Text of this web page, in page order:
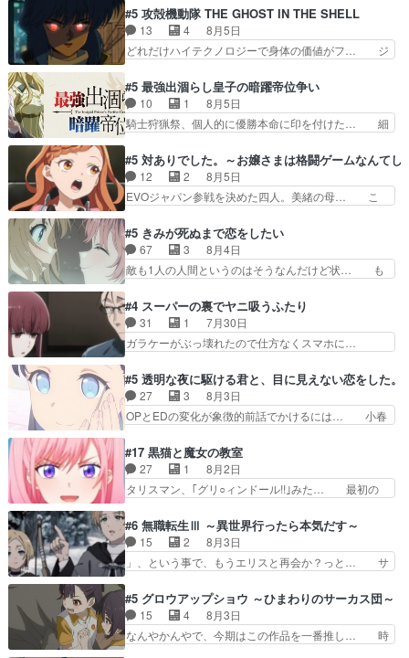
ーベルボアが暴れてると聞い… ちょっと年齢の事
を言いすぎとゆーか言い訳… ベリルの母もやはり
只者じゃなかったかベリ…
ゥーアの唯一の手駒が強すぎる笑あお… 私にとっ
て完全にご褒美回ゼー様の葉巻シー… やはりター
ニャが後方指揮だと展開に迫力が… “貧乏籤百連
無料ガチャ”100連でも1回… 2期入ってから地味
ばならぬ」って言葉に… ゼートゥーア左遷によっ
て参謀本部の連携が… 緊張感ある戦闘描写とギャ
グ今週の『有能な…
#5 攻殻機動隊 THE GHOST IN THE SHELL
13 4
8月5日
どれだけハイテクノロジーで身体の価値がフ… ジ
コマだいぶ理性持ち始めた。この世界の… 原作読
んだのもう何年も前なのに、覚えてる… コイルの
汚職を突き止めるべくバトーの指導… やまとん1
号はどこの部分で使うのだろう？… 日本とロシア
primevideoで視聴しまし… 前回同様『イノセン
ス』を含む押井・神山版… 第５話「EPISODEラ
ストの母親の気持…
#5 最強出涸らし皇子の暗躍帝位争い
10 1
8月5日
騎士狩猟祭、個人的に優勝本命に印を付けた… 細
ナがチートすぎる笑アルは最初から自分… プラネ
ット・ウィズ展開アツいな「騎士狩猟… 麦茶どこ
ろかタイトル通り麦茶の出涸らしぐ… 第５話を
ABEMAで視聴しました。視聴に… 復讐に燃える
が“萌え”なのでこの娘が皇帝… ウサギ好きそうな
王女殿下がかわいい。幼馴… ついに始まった狩猟
祭。エルナの活躍で上位…
#5 対ありでした。～お嬢さまは格闘ゲームなんてし
12 2
8月5日
EVOジャパン参戦を決めた四人。美緒の母… こ
目は気品溢れてるのに中身は…美緒ママ… テー
マ：格ゲー大会に行くには？感想は、美… 大会を
前に格ゲー熱が高まる一方、百合の本… 東京で開
催される格ゲー大会に参加すること… Japanに向
めに東京へ!/でも観光よ… 旅の支度全部やってく
れる先輩、なんだかん… 第５話をｄアニメストア
で視聴しました。視…
#5 きみが死ぬまで恋をしたい
67 3
8月4日
敵も1人の人間というのはそうなんだけど状… も
を人間に戻して欲しいでも自分達が代わ… ご視聴
ありがとうございました見るたびに切… 誰かと思
ったらちゅー先輩か。しれっと相方… 第５話感
想：コ□した相手にも家族や…､戦… つらい回
ナとミミも可愛かった2人の関係… 確かに相手に
も家族や大切な人はいるけど、… 白シャツが作業
着みたいなもんなんですかね…
#4 スーパーの裏でヤニ吸うふたり
31 1
7月30日
ガラケーがぶっ壊れたので仕方なくスマホに…
はり出オチ感が否めず、エピソードの打率… 田山
さんが佐々木さんに沼っていく…こんな… 佐々木
さん、腕フェチなんですね笑最近まじ… 佐々木が
ガラケーからスマホに変えるって、… もうドラマ
ゃわない？佐々木さんの優しさ… 先行で見た時よ
り2人のやり取りに癒しを感… ABEMA版の7〜8
話佐々木が実年齢以上…
#5 透明な夜に駆ける君と、目に見えない恋をした。
27 3
8月3日
OPとEDの変化が象徴的前話でかけるには… 小春
か、こんな風に見えてるのかぁ。かける… 完全な
両片思いになりましたねぇ…OPとE… 余計な物
は描かず白く靄がかった小春ちゃん… 光も感じな
い完全な盲目なんやね…おめかし… 母役に能登さ
も描かれていて良かった本当… 股に海豚を挟み水
上バスでの会話を反芻…恋… OPEDとも無人バー
ジョンから主人公２人…
#17 黒猫と魔女の教室
27 1
8月2日
タリスマン、｢グリ○ィンドール!!｣みた… 最初の
ホントスピカが大好きだよね。ツン… 一等級ポテ
ンシャルのアリアちゃん可愛くて… そういや、ア
リアは能力は最上級のくせに、… とうとうアリア
と直接競う場がきたこれまで… 毎度ながらのスピ
マン趣味ダダ漏れで好き… 期末試験が始まろうと
しておりスピカは対策… 能力鑑定胸像タリスマン
氏容姿も評価してし…
#6 無職転生Ⅲ ～異世界行ったら本気だす～
15 2
8月3日
」、という事で、もうエリスと再会か？っと… サ
関係の清算が粛々と進められているサラ… サラと
の関係に対して完全に「昔の女」とし… ルーシー
にデレるルディが完全に親バカで微… サラとは会
ってほしいちゃんとした別れ方し… サラは未練0
#5 グロウアップショウ ～ひまわりのサーカス団～
15 4
8月3日
なんやかんやで、今期はこの作品を一番推し… 時